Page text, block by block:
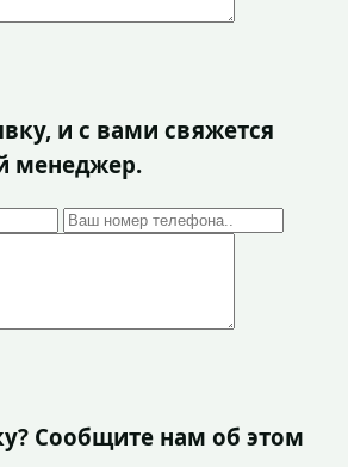
и с вами свяжется
менеджер.
Сообщите нам об этом